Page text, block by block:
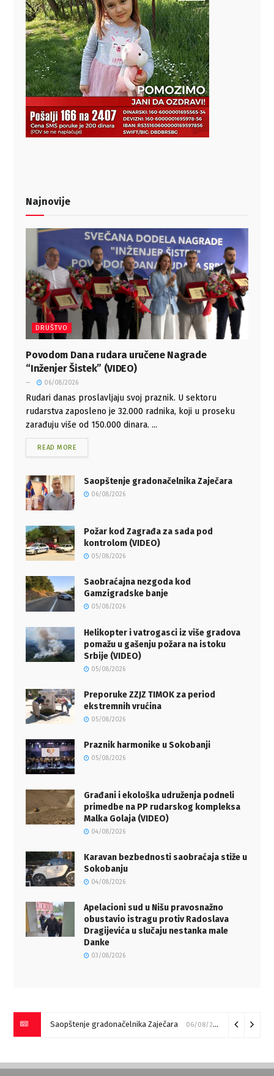
Najnovije
DRUŠTVO
Povodom Dana rudara uručene Nagrade
“Inženjer Šistek” (VIDEO)
06/08/2026
Rudari danas proslavljaju svoj praznik. U sektoru
rudarstva zaposleno je 32.000 radnika, koji u proseku
zarađuju više od 150.000 dinara. ...
READ MORE
Saopštenje gradonačelnika Zaječara
06/08/2026
Požar kod Zagrađa za sada pod
kontrolom (VIDEO)
05/08/2026
Saobraćajna nezgoda kod
Gamzigradske banje
05/08/2026
Helikopter i vatrogasci iz više gradova
pomažu u gašenju požara na istoku
Srbije (VIDEO)
05/08/2026
Preporuke ZZJZ TIMOK za period
ekstremnih vrućina
05/08/2026
Praznik harmonike u Sokobanji
05/08/2026
Građani i ekološka udruženja podneli
primedbe na PP rudarskog kompleksa
Malka Golaja (VIDEO)
04/08/2026
Karavan bezbednosti saobraćaja stiže u
Sokobanju
04/08/2026
Apelacioni sud u Nišu pravosnažno
obustavio istragu protiv Radoslava
Dragijevića u slučaju nestanka male
Danke
03/08/2026
Saopštenje gradonačelnika Zaječara 06/08/2026